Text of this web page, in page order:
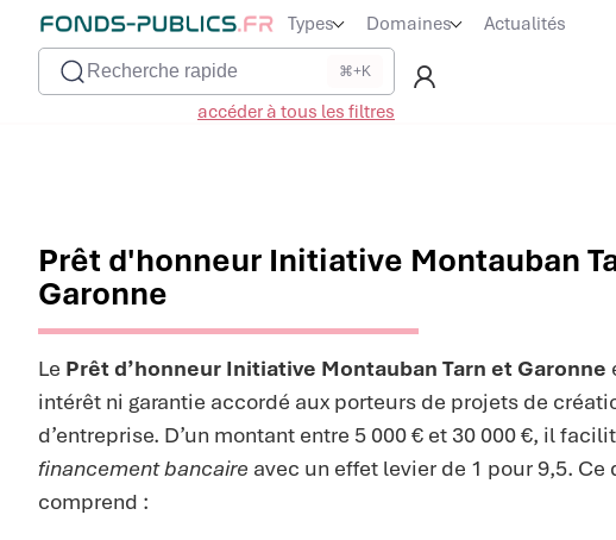
Types Domaines Actualités
Recherche rapide ⌘+K
accéder à tous les filtres
Prêt d'honneur Initiative Montauban
Garonne
Le Prêt d’honneur Initiative Montauban Tarn et Garonne
intérêt ni garantie accordé aux porteurs de projets de
d’entreprise. D’un montant entre 5 000 € et 30 000 €, il
financement bancaire avec un effet levier de 1 pour 9,5.
comprend :